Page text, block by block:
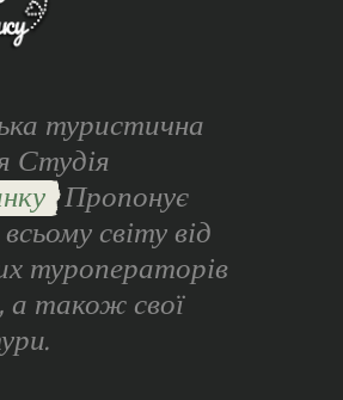
туристична
Студія
Пропонує
світу від
туроператорів
а також свої